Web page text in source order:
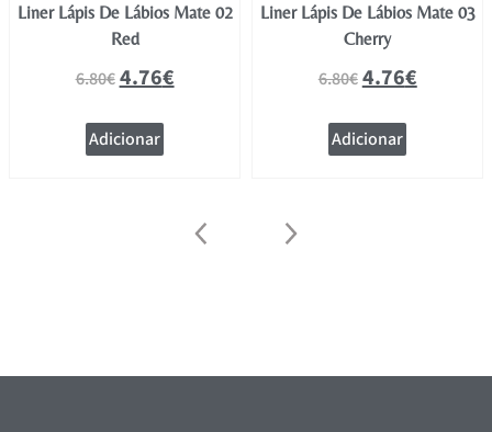
Liner Lápis De Lábios Mate 02
Red
6.80€4.76€
Adicionar
Liner Lápis De Lábios Mate 03
Cherry
6.80€4.76€
Adicionar